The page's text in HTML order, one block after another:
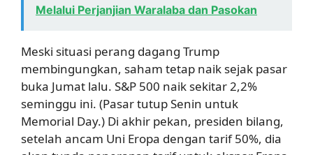
Melalui Perjanjian Waralaba dan Pasokan
Meski situasi perang dagang Trump
membingungkan, saham tetap naik sejak pasar
buka Jumat lalu. S&P 500 naik sekitar 2,2%
seminggu ini. (Pasar tutup Senin untuk
Memorial Day.) Di akhir pekan, presiden bilang,
setelah ancam Uni Eropa dengan tarif 50%, dia